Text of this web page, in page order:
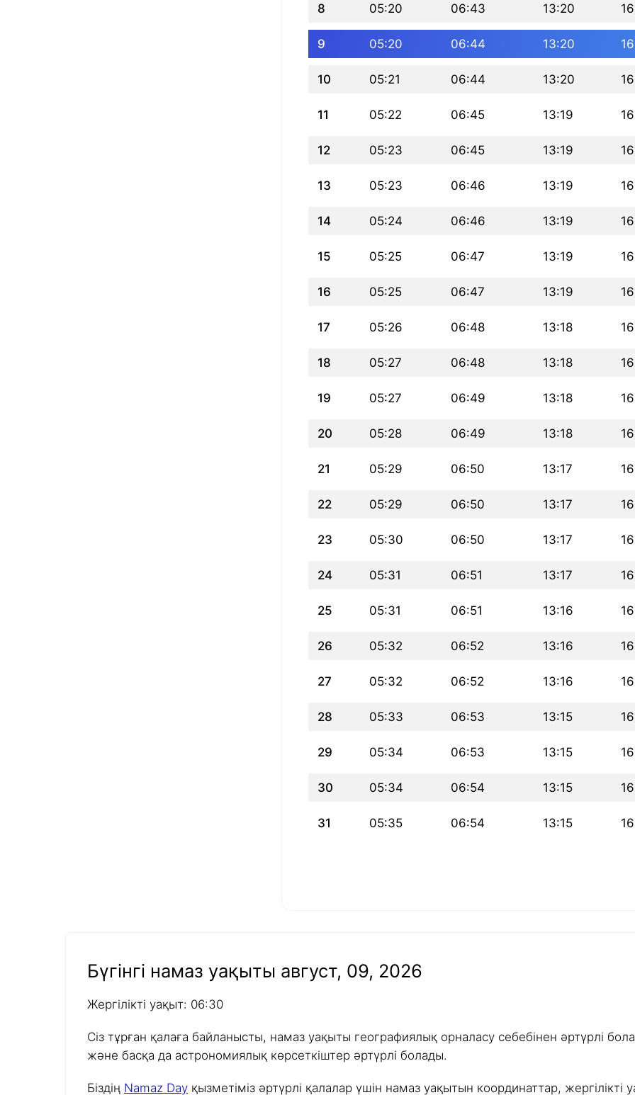
8 05:20 06:43 13:20
9 05:20 06:44 13:20
10 05:21 06:44 13:20
11 05:22 06:45 13:19
12 05:23 06:45 13:19
13 05:23 06:46 13:19
14 05:24 06:46 13:19
15 05:25 06:47 13:19
16 05:25 06:47 13:19
17 05:26 06:48 13:18
18 05:27 06:48 13:18
19 05:27 06:49 13:18
20 05:28 06:49 13:18
21 05:29 06:50 13:17
22 05:29 06:50 13:17
23 05:30 06:50 13:17
24 05:31 06:51 13:17
25 05:31 06:51 13:16
26 05:32 06:52 13:16
27 05:32 06:52 13:16
28 05:33 06:53 13:15
29 05:34 06:53 13:15
30 05:34 06:54 13:15
31 05:35 06:54 13:15
Бүгінгі намаз уақыты август, 09, 2026
Жергілікті уақыт: 06:30
Сіз тұрған қалаға байланысты, намаз уақыты географиялық орналасу себебінен әртүрлі
және басқа да астрономиялық көрсеткіштер әртүрлі болады.
Біздің Namaz Day қызметіміз әртүрлі қалалар үшін намаз уақытын координаттар,